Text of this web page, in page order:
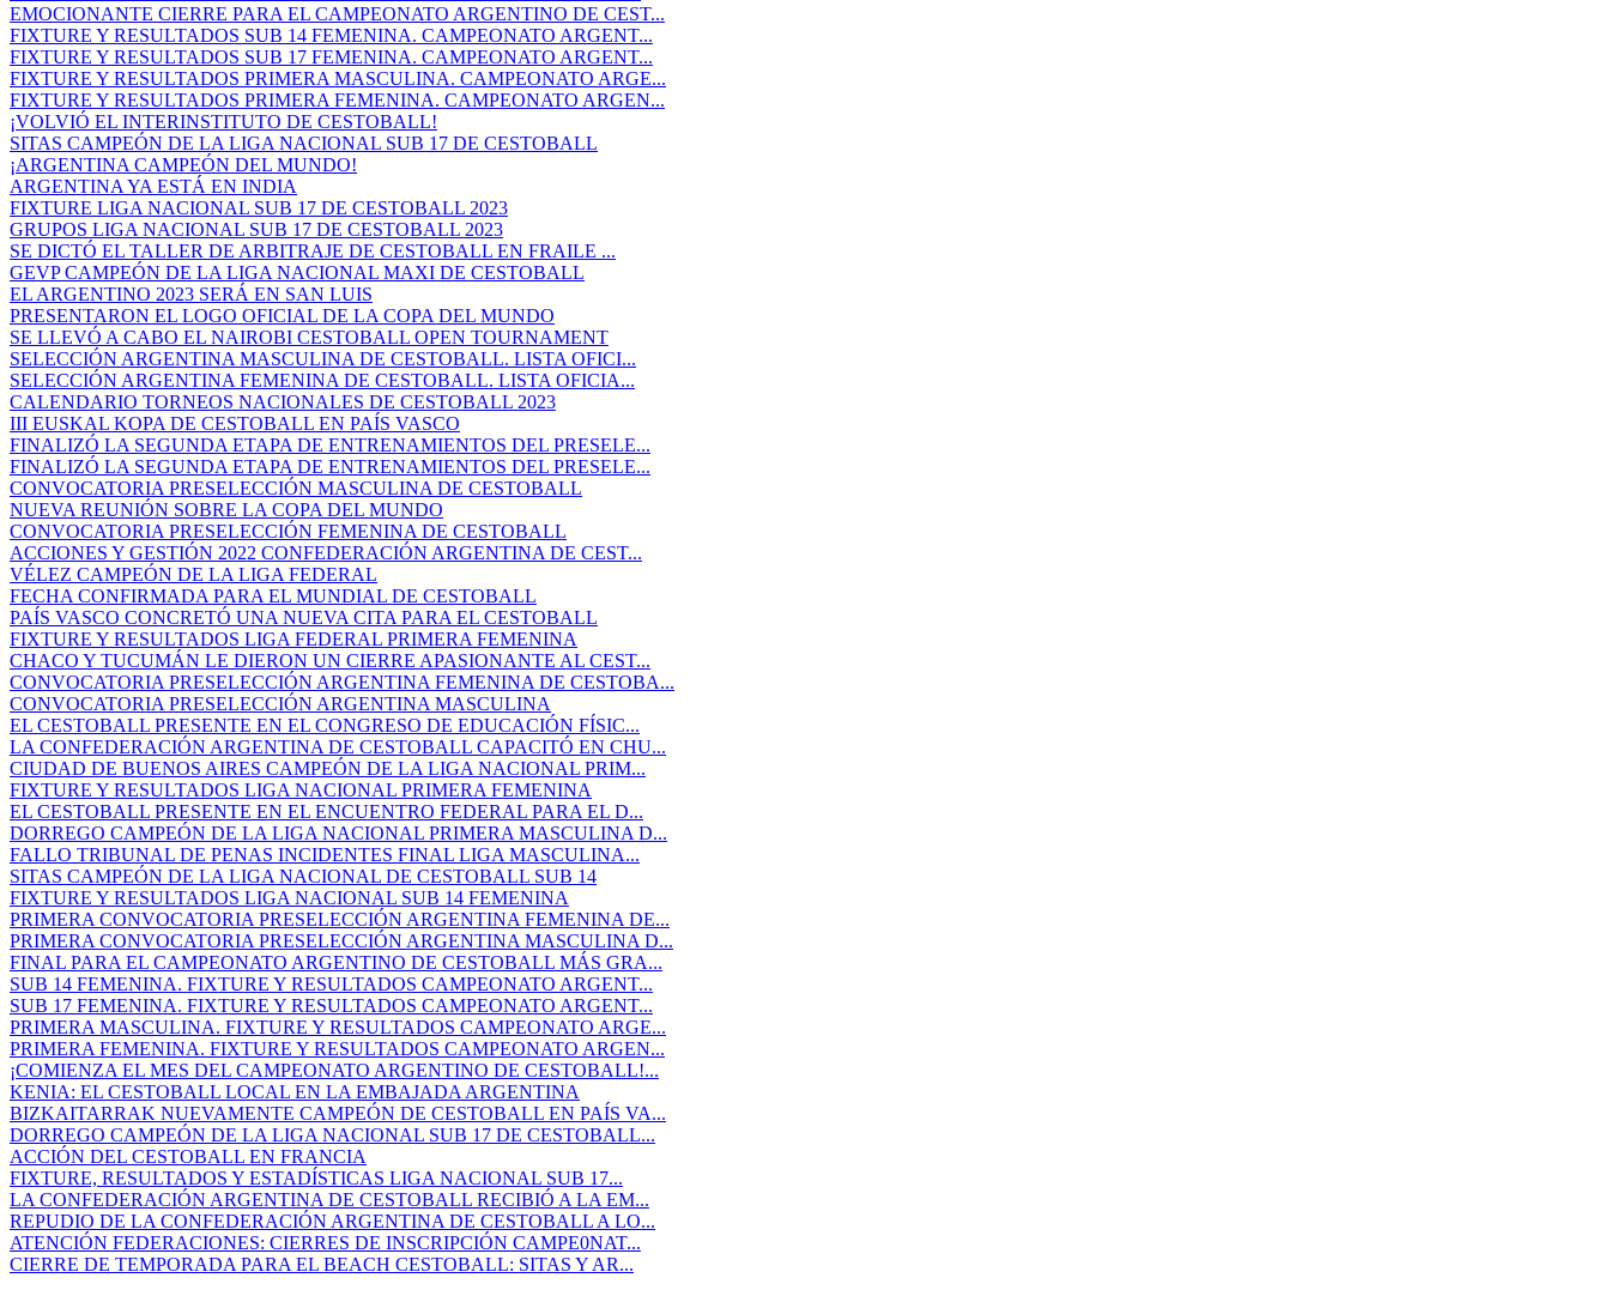
EMOCIONANTE CIERRE PARA EL CAMPEONATO ARGENTINO DE CEST...
FIXTURE Y RESULTADOS SUB 14 FEMENINA. CAMPEONATO ARGENT...
FIXTURE Y RESULTADOS SUB 17 FEMENINA. CAMPEONATO ARGENT...
FIXTURE Y RESULTADOS PRIMERA MASCULINA. CAMPEONATO ARGE...
FIXTURE Y RESULTADOS PRIMERA FEMENINA. CAMPEONATO ARGEN...
¡VOLVIÓ EL INTERINSTITUTO DE CESTOBALL!
SITAS CAMPEÓN DE LA LIGA NACIONAL SUB 17 DE CESTOBALL
¡ARGENTINA CAMPEÓN DEL MUNDO!
ARGENTINA YA ESTÁ EN INDIA
FIXTURE LIGA NACIONAL SUB 17 DE CESTOBALL 2023
GRUPOS LIGA NACIONAL SUB 17 DE CESTOBALL 2023
SE DICTÓ EL TALLER DE ARBITRAJE DE CESTOBALL EN FRAILE ...
GEVP CAMPEÓN DE LA LIGA NACIONAL MAXI DE CESTOBALL
EL ARGENTINO 2023 SERÁ EN SAN LUIS
PRESENTARON EL LOGO OFICIAL DE LA COPA DEL MUNDO
SE LLEVÓ A CABO EL NAIROBI CESTOBALL OPEN TOURNAMENT
SELECCIÓN ARGENTINA MASCULINA DE CESTOBALL. LISTA OFICI...
SELECCIÓN ARGENTINA FEMENINA DE CESTOBALL. LISTA OFICIA...
CALENDARIO TORNEOS NACIONALES DE CESTOBALL 2023
III EUSKAL KOPA DE CESTOBALL EN PAÍS VASCO
FINALIZÓ LA SEGUNDA ETAPA DE ENTRENAMIENTOS DEL PRESELE...
FINALIZÓ LA SEGUNDA ETAPA DE ENTRENAMIENTOS DEL PRESELE...
CONVOCATORIA PRESELECCIÓN MASCULINA DE CESTOBALL
NUEVA REUNIÓN SOBRE LA COPA DEL MUNDO
CONVOCATORIA PRESELECCIÓN FEMENINA DE CESTOBALL
ACCIONES Y GESTIÓN 2022 CONFEDERACIÓN ARGENTINA DE CEST...
VÉLEZ CAMPEÓN DE LA LIGA FEDERAL
FECHA CONFIRMADA PARA EL MUNDIAL DE CESTOBALL
PAÍS VASCO CONCRETÓ UNA NUEVA CITA PARA EL CESTOBALL
FIXTURE Y RESULTADOS LIGA FEDERAL PRIMERA FEMENINA
CHACO Y TUCUMÁN LE DIERON UN CIERRE APASIONANTE AL CEST...
CONVOCATORIA PRESELECCIÓN ARGENTINA FEMENINA DE CESTOBA...
CONVOCATORIA PRESELECCIÓN ARGENTINA MASCULINA
EL CESTOBALL PRESENTE EN EL CONGRESO DE EDUCACIÓN FÍSIC...
LA CONFEDERACIÓN ARGENTINA DE CESTOBALL CAPACITÓ EN CHU...
CIUDAD DE BUENOS AIRES CAMPEÓN DE LA LIGA NACIONAL PRIM...
FIXTURE Y RESULTADOS LIGA NACIONAL PRIMERA FEMENINA
EL CESTOBALL PRESENTE EN EL ENCUENTRO FEDERAL PARA EL D...
DORREGO CAMPEÓN DE LA LIGA NACIONAL PRIMERA MASCULINA D...
FALLO TRIBUNAL DE PENAS INCIDENTES FINAL LIGA MASCULINA...
SITAS CAMPEÓN DE LA LIGA NACIONAL DE CESTOBALL SUB 14
FIXTURE Y RESULTADOS LIGA NACIONAL SUB 14 FEMENINA
PRIMERA CONVOCATORIA PRESELECCIÓN ARGENTINA FEMENINA DE...
PRIMERA CONVOCATORIA PRESELECCIÓN ARGENTINA MASCULINA D...
FINAL PARA EL CAMPEONATO ARGENTINO DE CESTOBALL MÁS GRA...
SUB 14 FEMENINA. FIXTURE Y RESULTADOS CAMPEONATO ARGENT...
SUB 17 FEMENINA. FIXTURE Y RESULTADOS CAMPEONATO ARGENT...
PRIMERA MASCULINA. FIXTURE Y RESULTADOS CAMPEONATO ARGE...
PRIMERA FEMENINA. FIXTURE Y RESULTADOS CAMPEONATO ARGEN...
¡COMIENZA EL MES DEL CAMPEONATO ARGENTINO DE CESTOBALL!...
KENIA: EL CESTOBALL LOCAL EN LA EMBAJADA ARGENTINA
BIZKAITARRAK NUEVAMENTE CAMPEÓN DE CESTOBALL EN PAÍS VA...
DORREGO CAMPEÓN DE LA LIGA NACIONAL SUB 17 DE CESTOBALL...
ACCIÓN DEL CESTOBALL EN FRANCIA
FIXTURE, RESULTADOS Y ESTADÍSTICAS LIGA NACIONAL SUB 17...
LA CONFEDERACIÓN ARGENTINA DE CESTOBALL RECIBIÓ A LA EM...
REPUDIO DE LA CONFEDERACIÓN ARGENTINA DE CESTOBALL A LO...
ATENCIÓN FEDERACIONES: CIERRES DE INSCRIPCIÓN CAMPE0NAT...
CIERRE DE TEMPORADA PARA EL BEACH CESTOBALL: SITAS Y AR...